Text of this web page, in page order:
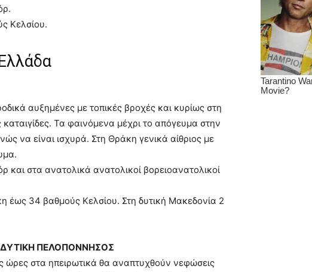
Κελσίου.
αυξημένες με τοπικές βροχές και κυρίως στη
Τα φαινόμενα μέχρι το απόγευμα στην
να είναι ισχυρά. Στη Θράκη γενικά αίθριος με
και στα ανατολικά ανατολικοί βορειοανατολικοί
έως 34 βαθμούς Κελσίου. Στη δυτική Μακεδονία 2
ΔΥΤΙΚΗ ΠΕΛΟΠΟΝΝΗΣΟΣ
ώρες στα ηπειρωτικά θα αναπτυχθούν νεφώσεις